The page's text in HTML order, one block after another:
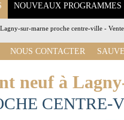
NOUVEAUX PROGRAMMES
Lagny-sur-marne proche centre-ville -
NOUS CONTACTER
neuf à
CENTRE-